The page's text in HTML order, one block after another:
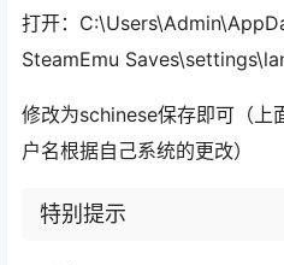
打开：
SteamEmu
修改为schinese保存即可（上
户名根据自己系统的更改）
特别提示